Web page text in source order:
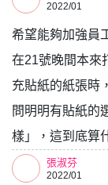
2022/01
希望能夠加強員
在21號晚間本來
充貼紙的紙張時
問明明有貼紙的
樣」，這到底算
張淑芬
2022/01